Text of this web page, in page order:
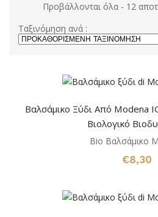
Προβάλλονται όλα - 12
Ταξινόμηση ανά :
Βαλσάμικο Ξύδι Από Modena
Βιολογικό
Bio Βαλσάμικο
€8,30